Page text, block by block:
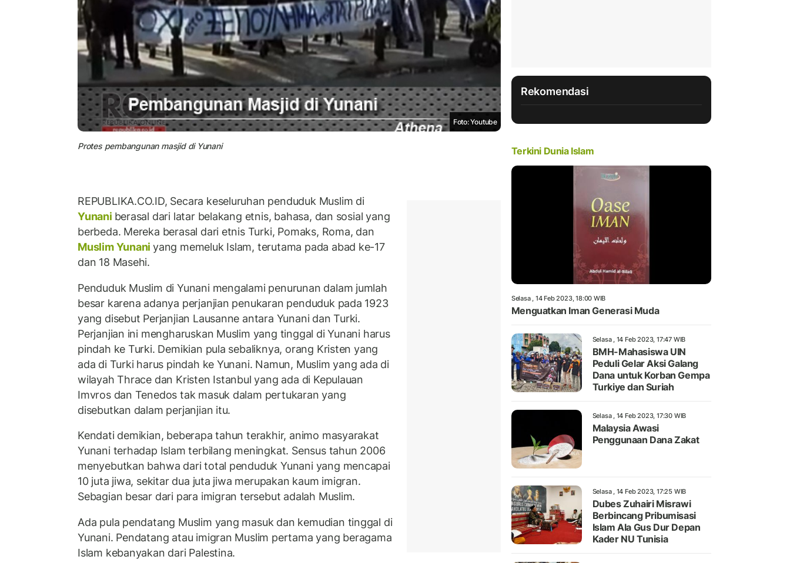
Foto: Youtube
Protes pembangunan masjid di Yunani
REPUBLIKA.CO.ID, Secara keseluruhan penduduk Muslim di
Yunani berasal dari latar belakang etnis, bahasa, dan sosial yang
berbeda. Mereka berasal dari etnis Turki, Pomaks, Roma, dan
Muslim Yunaniyang memeluk Islam, terutama pada abad ke-17
dan 18 Masehi.
Penduduk Muslim di Yunani mengalami penurunan dalam jumlah
besar karena adanya perjanjian penukaran penduduk pada 1923
yang disebut Perjanjian Lausanne antara Yunani dan Turki.
Perjanjian ini mengharuskan Muslim yang tinggal di Yunani harus
pindah ke Turki. Demikian pula sebaliknya, orang Kristen yang
ada di Turki harus pindah ke Yunani. Namun, Muslim yang ada di
wilayah Thrace dan Kristen Istanbul yang ada di Kepulauan
Imvros dan Tenedos tak masuk dalam pertukaran yang
disebutkan dalam perjanjian itu.
Kendati demikian, beberapa tahun terakhir, animo masyarakat
Yunani terhadap Islam terbilang meningkat. Sensus tahun 2006
menyebutkan bahwa dari total penduduk Yunani yang mencapai
10 juta jiwa, sekitar dua juta jiwa merupakan kaum imigran.
Sebagian besar dari para imigran tersebut adalah Muslim.
Ada pula pendatang Muslim yang masuk dan kemudian tinggal di
Yunani. Pendatang atau imigran Muslim pertama yang beragama
Islam kebanyakan dari Palestina.
Rekomendasi
Terkini Dunia Islam
Selasa , 14 Feb 2023, 18:00 WIB
Menguatkan Iman Generasi Muda
Selasa , 14 Feb 2023, 17:47 WIB
BMH-Mahasiswa UIN
Peduli Gelar Aksi Galang
Dana untuk Korban Gempa
Turkiye dan Suriah
Selasa , 14 Feb 2023, 17:30 WIB
Malaysia Awasi
Penggunaan Dana Zakat
Selasa , 14 Feb 2023, 17:25 WIB
Dubes Zuhairi Misrawi
Berbincang Pribumisasi
Islam Ala Gus Dur Depan
Kader NU Tunisia